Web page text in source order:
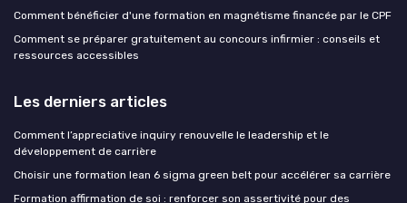
Comment bénéficier d'une formation en magnétisme financée par le CPF
Comment se préparer gratuitement au concours infirmier : conseils et
ressources accessibles
Les derniers articles
Comment l’appreciative inquiry renouvelle le leadership et le
développement de carrière
Choisir une formation lean 6 sigma green belt pour accélérer sa carrière
Formation affirmation de soi : renforcer son assertivité pour des